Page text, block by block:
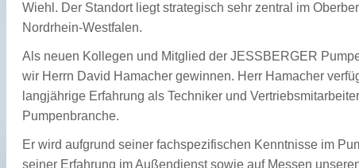
Wiehl. Der Standort liegt strategisch sehr zentral im
Nordrhein-Westfalen.
Als neuen Kollegen und Mitglied der JESSBERGER
wir Herrn David Hamacher gewinnen. Herr Hamacher
langjährige Erfahrung als Techniker und
Pumpenbranche.
Er wird aufgrund seiner fachspezifischen Kenntnisse im
seiner Erfahrung im Außendienst sowie auf Messen